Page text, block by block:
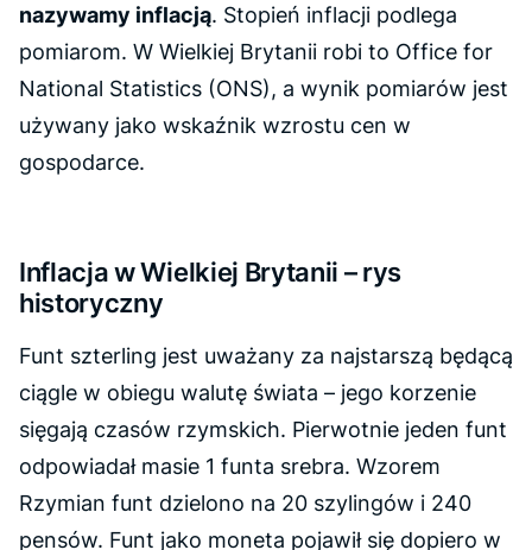
nazywamy inflacją. Stopień inflacji podlega
pomiarom. W Wielkiej Brytanii robi to Office for
National Statistics (ONS), a wynik pomiarów jest
używany jako wskaźnik wzrostu cen w
gospodarce.
Inflacja w Wielkiej Brytanii – rys
historyczny
Funt szterling jest uważany za najstarszą będącą
ciągle w obiegu walutę świata – jego korzenie
sięgają czasów rzymskich. Pierwotnie jeden funt
odpowiadał masie 1 funta srebra. Wzorem
Rzymian funt dzielono na 20 szylingów i 240
pensów. Funt jako moneta pojawił się dopiero w